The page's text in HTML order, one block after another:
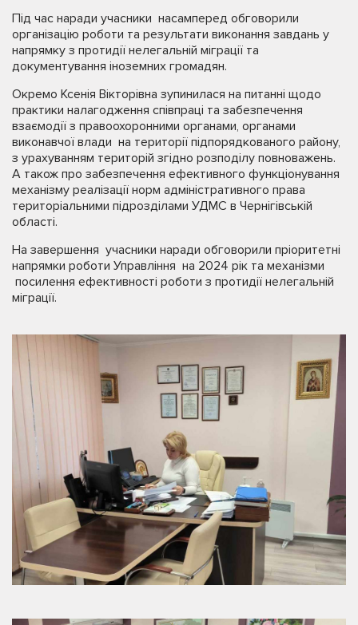
Під час наради учасники насамперед обговорили
організацію роботи та результати виконання завдань у
напрямку з протидії нелегальній міграції та
документування іноземних громадян.
Окремо Ксенія Вікторівна зупинилася на питанні щодо
практики налагодження співпраці та забезпечення
взаємодії з правоохоронними органами, органами
виконавчої влади на території підпорядкованого району,
з урахуванням територій згідно розподілу повноважень.
А також про забезпечення ефективного функціонування
механізму реалізації норм адміністративного права
територіальними підрозділами УДМС в Чернігівській
області.
На завершення учасники наради обговорили пріоритетні
напрямки роботи Управління на 2024 рік та механізми
посилення ефективності роботи з протидії нелегальній
міграції.